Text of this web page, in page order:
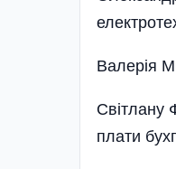
Валерія
Світлану
плати